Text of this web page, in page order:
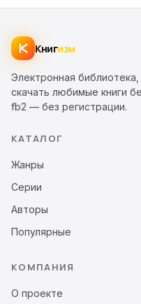
Книгизм
Электронная
скачать любимые книги
fb2 — без регистрации.
КАТАЛОГ
Жанры
Серии
Авторы
Популярные
КОМПАНИЯ
О проекте